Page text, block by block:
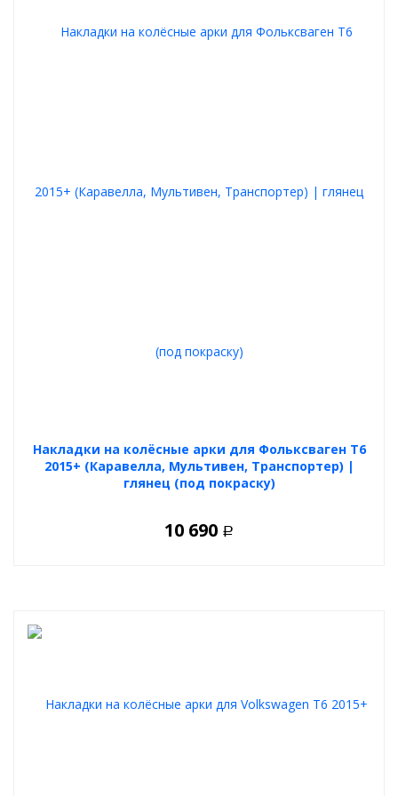
Накладки на колёсные арки для Фольксваген Т6
2015+ (Каравелла, Мультивен, Транспортер) |
глянец (под покраску)
10 690 Р